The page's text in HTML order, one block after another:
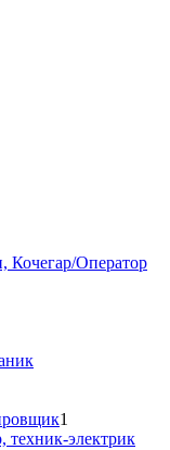
Кочегар/Оператор
1
техник-электрик